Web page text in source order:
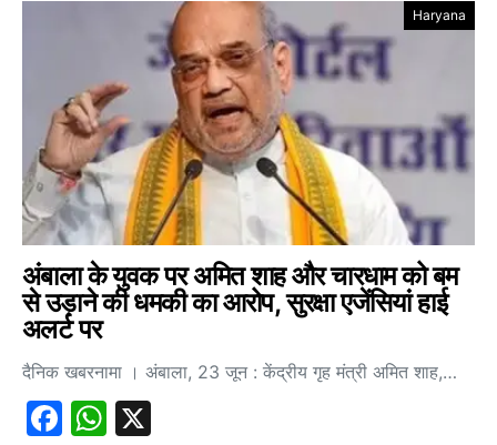
Haryana
अंबाला के युवक पर अमित शाह और चारधाम को बम
से उड़ाने की धमकी का आरोप, सुरक्षा एजेंसियां हाई
अलर्ट पर
दैनिक खबरनामा । अंबाला, 23 जून : केंद्रीय गृह मंत्री अमित शाह,…
Facebook
WhatsApp